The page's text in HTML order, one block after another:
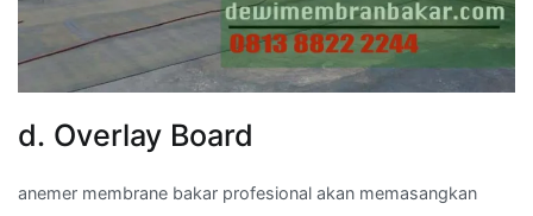
d. Overlay Board
anemer membrane bakar profesional akan memasangkan